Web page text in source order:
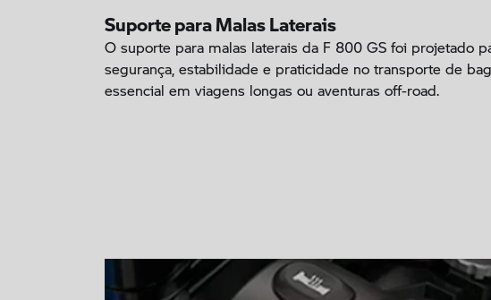
Suporte para Malas Laterais
O suporte para malas laterais da F 800 GS foi projetado
segurança, estabilidade e praticidade no transporte de
essencial em viagens longas ou aventuras off-road.